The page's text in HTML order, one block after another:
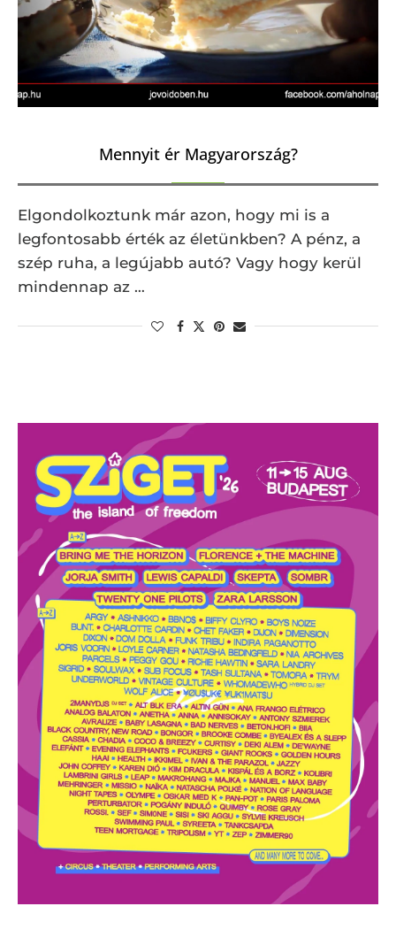
Mennyit ér Magyarország?
Elgondolkoztunk már azon, hogy mi is a
legfontosabb érték az életünkben? A pénz, a
szép ruha, a legújabb autó? Vagy hogy kerül
mindennap az …